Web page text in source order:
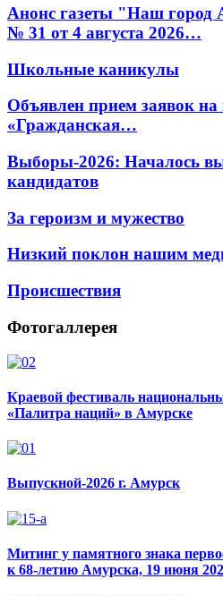
Анонс газеты "Наш город
№ 31 от 4 августа 2026…
Школьные каникулы
Объявлен прием заявок на
«Гражданская…
Выборы-2026: Началось
кандидатов
За героизм и мужество
Низкий поклон нашим
Происшествия
Фотогаллерея
Краевой фестиваль
«Палитра наций» в Амурске
Выпускной-2026 г. Амурск
Митинг у памятного знака
к 68-летию Амурска, 19 июня